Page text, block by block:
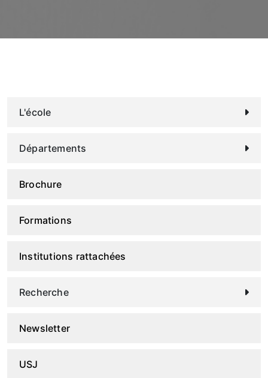
L'école
Départements
Brochure
Formations
Institutions rattachées
Recherche
Newsletter
USJ